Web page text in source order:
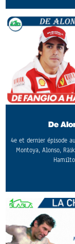
De
4e et dernier épisode
Montoya, Alonso,